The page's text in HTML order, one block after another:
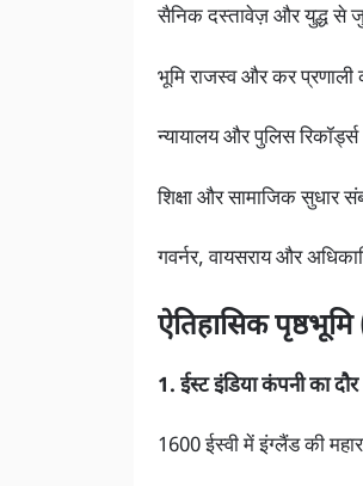
सैनिक दस्तावेज़ और युद्ध से
भूमि राजस्व और कर प्रणाली
न्यायालय और पुलिस रिकॉर्ड्स
शिक्षा और सामाजिक सुधार
गवर्नर, वायसराय और
ऐतिहासिक
1. ईस्ट इंडिया कंपनी का
1600 ईस्वी में इंग्लैंड की